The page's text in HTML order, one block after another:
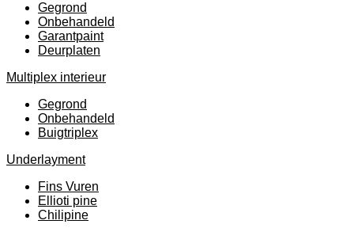
Gegrond
Onbehandeld
Garantpaint
Deurplaten
Multiplex interieur
Gegrond
Onbehandeld
Buigtriplex
Underlayment
Fins Vuren
Ellioti pine
Chilipine